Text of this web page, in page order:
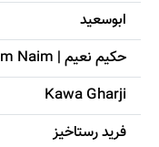
ابوسعيد
حکيم نعيم | Hakeem Naim
Kawa Gharji
فرید رستاخیز